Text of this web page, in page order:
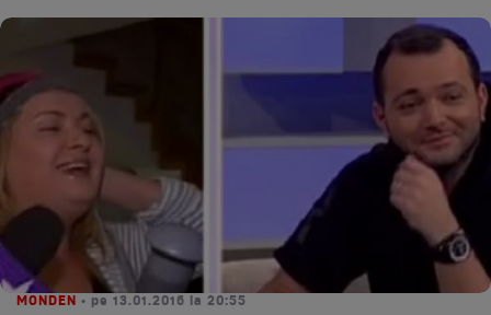
MONDEN • pe 13.01.2016 la 20:55